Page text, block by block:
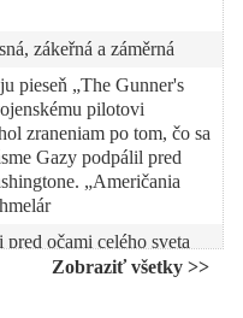
zákeřná a záměrná
pieseň „The Gunner's
pilotovi
zraneniam po tom, čo sa
Gazy podpálil pred
„Američania
očami celého sveta
strieľali po civilistoch,
Zobraziť všetky >>